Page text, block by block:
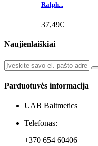
Ralph...
37,49€